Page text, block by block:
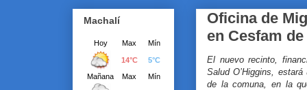
Oficina de
en Cesfam
El nuevo recinto,
Salud O’Higgins,
de la comuna, en la
Machalí